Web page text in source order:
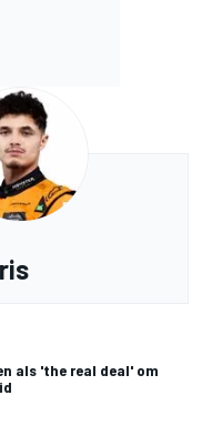
als 'the real deal' om